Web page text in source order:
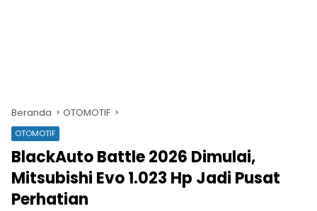
Beranda OTOMOTIF
OTOMOTIF
BlackAuto Battle 2026 Dimulai,
Mitsubishi Evo 1.023 Hp Jadi Pusat
Perhatian